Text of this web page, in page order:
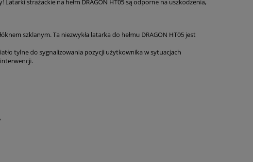
strażackie na hełm DRAGON HT05 są odporne na uszkodzenia,
szklanym. Ta niezwykła latarka do hełmu DRAGON HT05 jest
tylne do sygnalizowania pozycji użytkownika w sytuacjach